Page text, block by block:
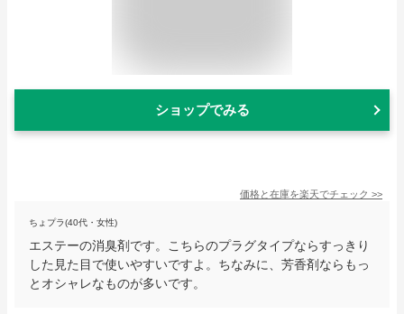
ショップでみる
価格と在庫を楽天でチェック >>
ちょプラ(40代・女性)
エステーの消臭剤です。こちらのプラグタイプならすっきり
した見た目で使いやすいですよ。ちなみに、芳香剤ならもっ
とオシャレなものが多いです。